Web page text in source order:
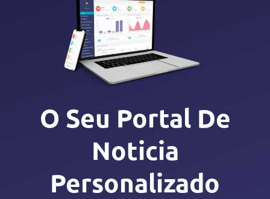
O Seu Portal De
Noticia
Personalizado